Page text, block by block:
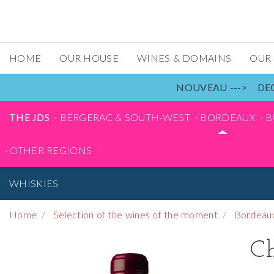
HOME OUR HOUSE WINES & DOMAINS OUR
NOUVEAU --->
THE JDS BERGERAC & SOUTH-WEST BORDEAUX
OTHER REGIONS
WHISKIES
Home Selection of the wines of the moment